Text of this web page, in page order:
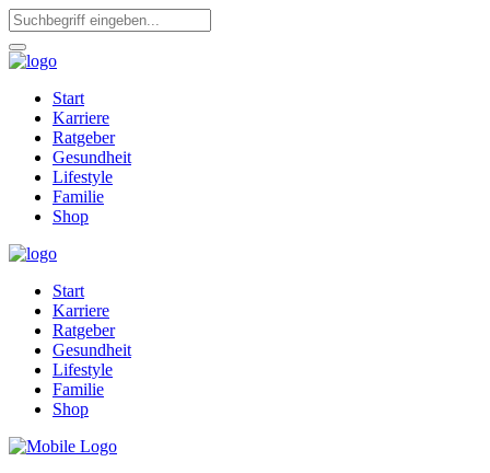
Start
Karriere
Ratgeber
Gesundheit
Lifestyle
Familie
Shop
Start
Karriere
Ratgeber
Gesundheit
Lifestyle
Familie
Shop